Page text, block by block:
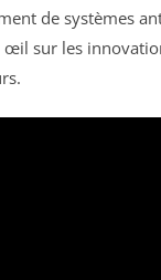
de systèmes
œil sur les